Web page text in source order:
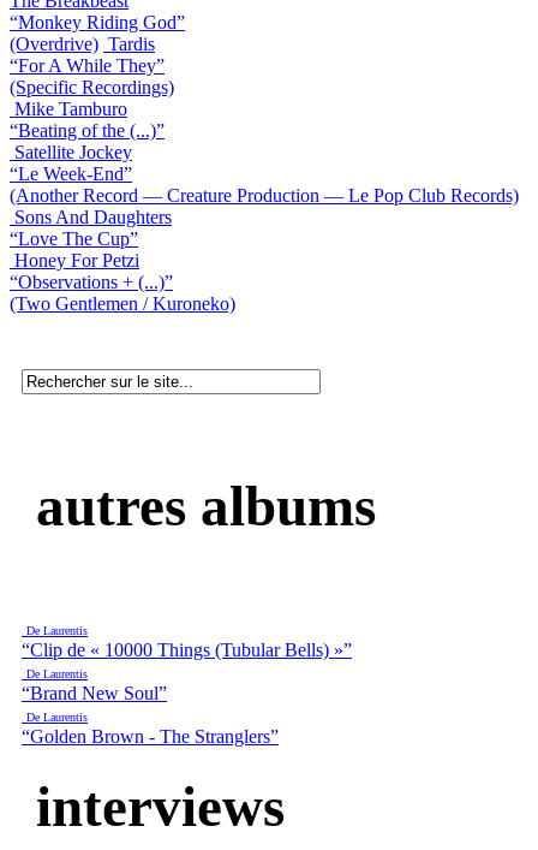
“Monkey Riding God”
(Overdrive) Tardis
“For A While They”
(Specific Recordings)
Mike Tamburo
“Beating of the (...)”
Satellite Jockey
“Le Week-End”
(Another Record — Creature Production — Le Pop Club Records)
Sons And Daughters
“Love The Cup”
Honey For Petzi
“Observations + (...)”
(Two Gentlemen / Kuroneko)
autres albums
De Laurentis
“Clip de « 10000 Things (Tubular Bells) »”
De Laurentis
“Brand New Soul”
De Laurentis
“Golden Brown - The Stranglers”
interviews